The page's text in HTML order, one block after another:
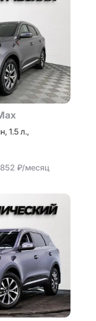
1.5 л.,
852 ₽/месяц